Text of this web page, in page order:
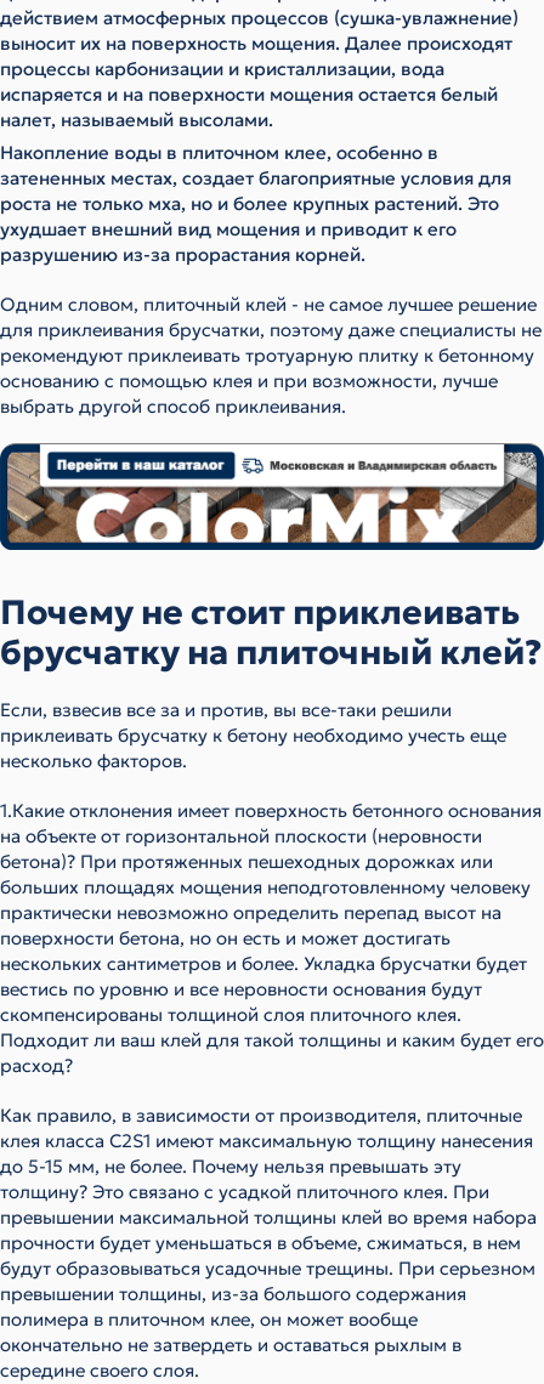
действием атмосферных процессов (сушка-увлажнение)
выносит их на поверхность мощения. Далее происходят
процессы карбонизации и кристаллизации, вода
испаряется и на поверхности мощения остается белый
налет, называемый высолами.
Накопление воды в плиточном клее, особенно в
затененных местах, создает благоприятные условия для
роста не только мха, но и более крупных растений. Это
ухудшает внешний вид мощения и приводит к его
разрушению из-за прорастания корней.
Одним словом, плиточный клей - не самое лучшее решение
для приклеивания брусчатки, поэтому даже специалисты не
рекомендуют приклеивать тротуарную плитку к бетонному
основанию с помощью клея и при возможности, лучше
выбрать другой способ приклеивания.
Почему не стоит приклеивать
брусчатку на плиточный клей?
Если, взвесив все за и против, вы все-таки решили
приклеивать брусчатку к бетону необходимо учесть еще
несколько факторов.
1.Какие отклонения имеет поверхность бетонного основания
на объекте от горизонтальной плоскости (неровности
бетона)? При протяженных пешеходных дорожках или
больших площадях мощения неподготовленному человеку
практически невозможно определить перепад высот на
поверхности бетона, но он есть и может достигать
нескольких сантиметров и более. Укладка брусчатки будет
вестись по уровню и все неровности основания будут
скомпенсированы толщиной слоя плиточного клея.
Подходит ли ваш клей для такой толщины и каким будет его
расход?
Как правило, в зависимости от производителя, плиточные
клея класса С2S1 имеют максимальную толщину нанесения
до 5-15 мм, не более. Почему нельзя превышать эту
толщину? Это связано с усадкой плиточного клея. При
превышении максимальной толщины клей во время набора
прочности будет уменьшаться в объеме, сжиматься, в нем
будут образовываться усадочные трещины. При серьезном
превышении толщины, из-за большого содержания
полимера в плиточном клее, он может вообще
окончательно не затвердеть и оставаться рыхлым в
середине своего слоя.